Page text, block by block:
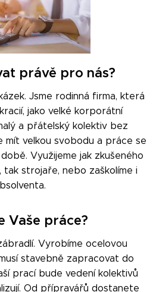
právě pro nás?
Jsme rodinná firma, která
jako velké korporátní
a přátelský kolektiv bez
mít velkou svobodu a práce se
Využijeme jak zkušeného
strojaře, nebo zaškolíme i
Vaše práce?
Vyrobíme ocelovou
stavebně zapracovat do
prací bude vedení kolektivů
Od přípravářů dostanete